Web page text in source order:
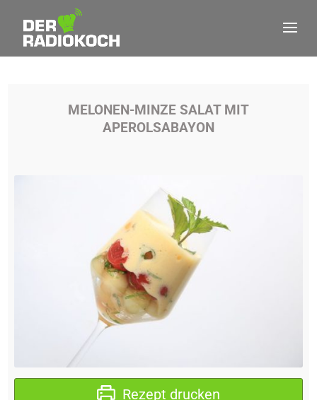
MELONEN-MINZE SALAT MIT
APEROLSABAYON
Rezept drucken